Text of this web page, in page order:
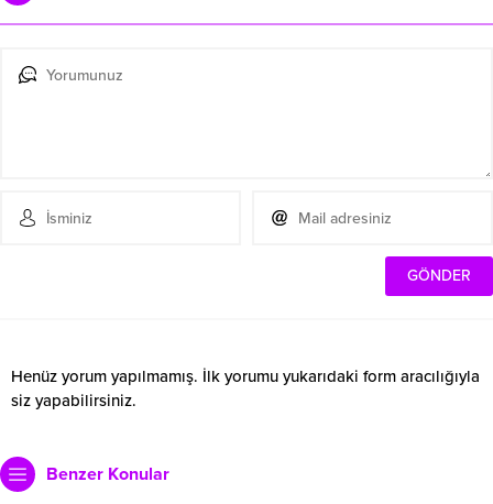
Henüz yorum yapılmamış. İlk yorumu yukarıdaki form aracılığıyla
siz yapabilirsiniz.
Benzer Konular